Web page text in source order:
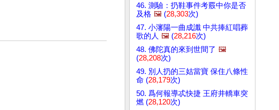
46. 測驗：扔鞋事件考覈中你是否
及格 🖼️ (28,303次)
47. 小瀋陽一曲成讖 中共捧紅唱葬
歌的人 🖼️ (28,216次)
48. 佛陀真的來到世間了 🖼️
(28,208次)
49. 別人扔的三姑當寶 保住八條性
命 (28,179次)
50. 爲何報導忒快捷 王府井轎車突
燃 (28,120次)